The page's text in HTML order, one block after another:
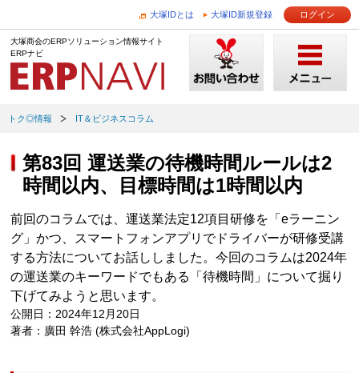
大塚IDとは 大塚ID新規登録 ログイン
大塚商会のERPソリューション情報サイト
ERPナビ
トク◎情報 IT＆ビジネスコラム
第83回 運送業の待機時間ルールは2
時間以内、目標時間は1時間以内
前回のコラムでは、運送業法定12項目研修を「eラーニン
グ」かつ、スマートフォンアプリでドライバーが研修受講
する方法についてお話ししました。今回のコラムは2024年
の運送業のキーワードでもある「待機時間」について掘り
下げてみようと思います。
公開日：2024年12月20日
著者：廣田 幹浩 (株式会社AppLogi)